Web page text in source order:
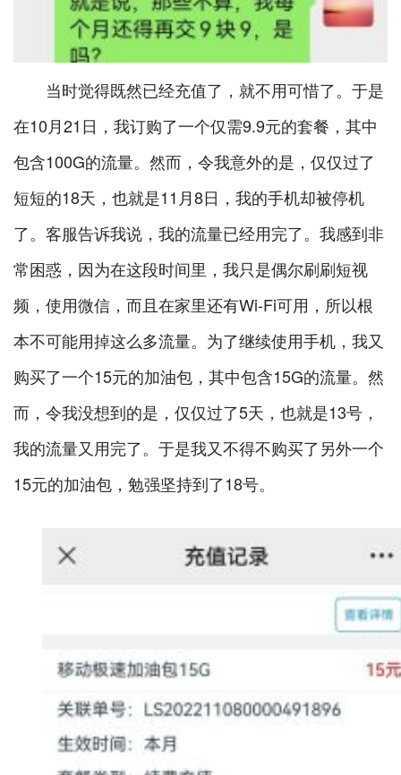
当时觉得既然已经充值了，就不用可惜了。于是
在10月21日，我订购了一个仅需9.9元的套餐，其中
包含100G的流量。然而，令我意外的是，仅仅过了
短短的18天，也就是11月8日，我的手机却被停机
了。客服告诉我说，我的流量已经用完了。我感到非
常困惑，因为在这段时间里，我只是偶尔刷刷短视
频，使用微信，而且在家里还有Wi-Fi可用，所以根
本不可能用掉这么多流量。为了继续使用手机，我又
购买了一个15元的加油包，其中包含15G的流量。然
而，令我没想到的是，仅仅过了5天，也就是13号，
我的流量又用完了。于是我又不得不购买了另外一个
15元的加油包，勉强坚持到了18号。